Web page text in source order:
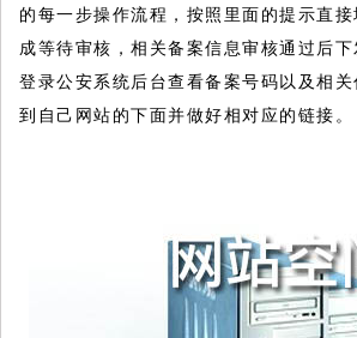
的每一步操作流程，按照里面的提示直
成等待审核，相关备案信息审核通过后
登录公安系统后台查看备案号码以及相
到自己网站的下面并做好相对应的链接。